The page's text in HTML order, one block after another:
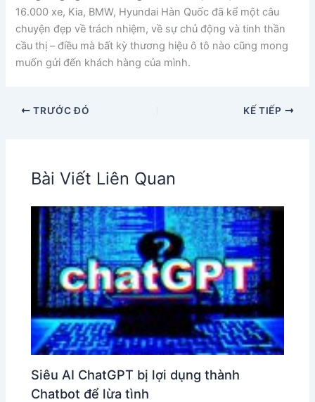
16.000 xe, Kia, BMW, Hyundai Hàn Quốc đã kể một câu
chuyện đẹp về trách nhiệm, về sự chủ động và tinh thần
cầu thị – điều mà bất kỳ thương hiệu ô tô nào cũng mong
muốn gửi đến khách hàng của mình.
TRƯỚC ĐÓ KẾ TIẾP
Bài Viết Liên Quan
Siêu AI ChatGPT bị lợi dụng thành
Chatbot để lừa tình